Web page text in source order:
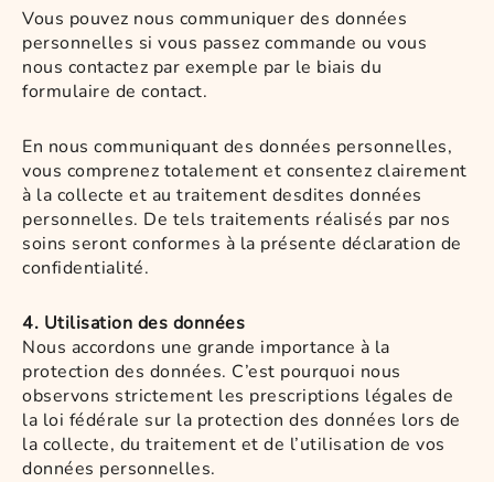
Vous pouvez nous communiquer des données
personnelles si vous passez commande ou vous
nous contactez par exemple par le biais du
formulaire de contact.
En nous communiquant des données personnelles,
vous comprenez totalement et consentez clairement
à la collecte et au traitement desdites données
personnelles. De tels traitements réalisés par nos
soins seront conformes à la présente déclaration de
confidentialité.
4. Utilisation des données
Nous accordons une grande importance à la
protection des données. C’est pourquoi nous
observons strictement les prescriptions légales de
la loi fédérale sur la protection des données lors de
la collecte, du traitement et de l’utilisation de vos
données personnelles.